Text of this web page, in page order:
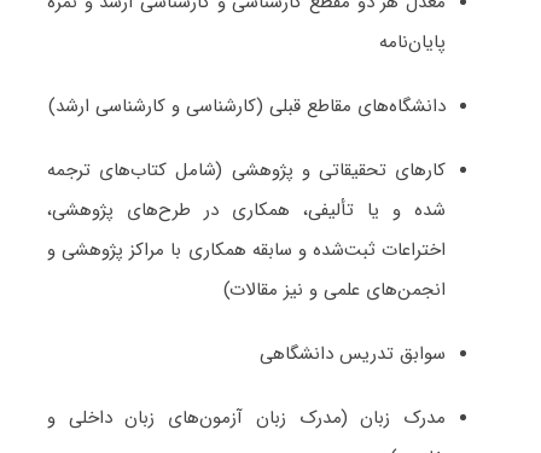
پایان‌نامه
دانشگاه‌های مقاطع قبلی (کارشناسی و کارشناسی ارشد)
کارهای تحقیقاتی و پژوهشی (شامل کتاب‌های ترجمه­‌
شده و یا تألیفی، همکاری در طرح‌های پژوهشی،
اختراعات ثبت‌­شده و سابقه همکاری با مراکز پژوهشی و
انجمن‌های علمی و نیز مقالات)
سوابق تدریس دانشگاهی
مدرک زبان (مدرک زبان آزمون‌های زبان داخلی و